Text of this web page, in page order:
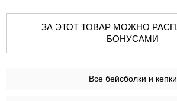
ЗА ЭТОТ ТОВАР МОЖНО РАСПЛАТИТЬСЯ
БОНУСАМИ
Все бейсболки и кепки